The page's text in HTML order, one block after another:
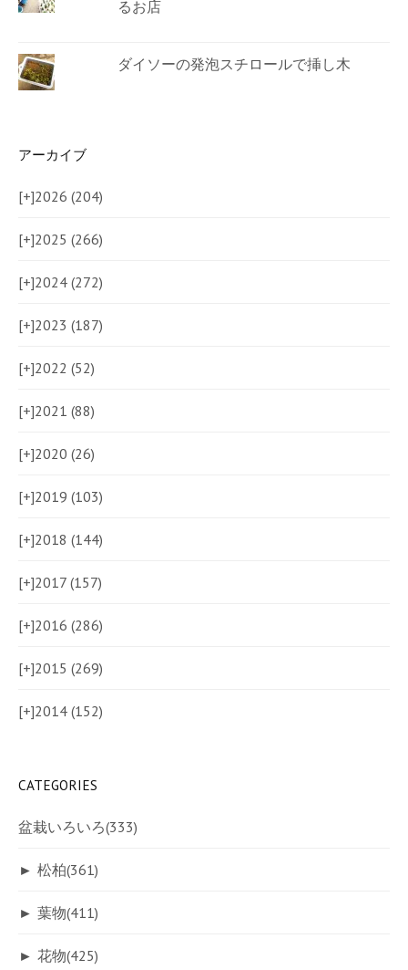
るお店
ダイソーの発泡スチロールで挿し木
アーカイブ
[+]2026 (204)
[+]2025 (266)
[+]2024 (272)
[+]2023 (187)
[+]2022 (52)
[+]2021 (88)
[+]2020 (26)
[+]2019 (103)
[+]2018 (144)
[+]2017 (157)
[+]2016 (286)
[+]2015 (269)
[+]2014 (152)
CATEGORIES
盆栽いろいろ(333)
► 松柏(361)
► 葉物(411)
► 花物(425)